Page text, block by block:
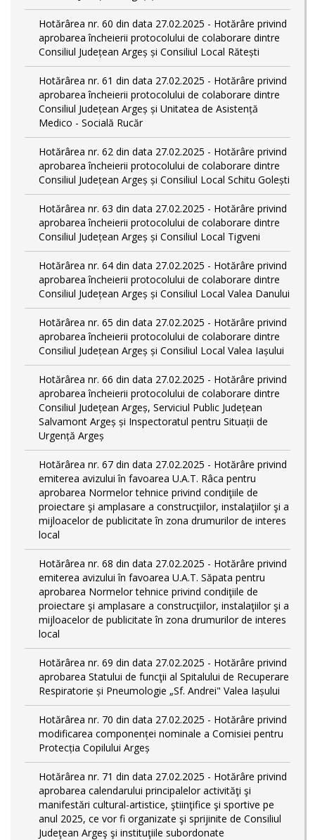
Hotărârea nr. 60 din data 27.02.2025 - Hotărâre privind
aprobarea încheierii protocolului de colaborare dintre
Consiliul Județean Argeș și Consiliul Local Rătești
Hotărârea nr. 61 din data 27.02.2025 - Hotărâre privind
aprobarea încheierii protocolului de colaborare dintre
Consiliul Județean Argeș și Unitatea de Asistență
Medico - Socială Rucăr
Hotărârea nr. 62 din data 27.02.2025 - Hotărâre privind
aprobarea încheierii protocolului de colaborare dintre
Consiliul Județean Argeș și Consiliul Local Schitu Golești
Hotărârea nr. 63 din data 27.02.2025 - Hotărâre privind
aprobarea încheierii protocolului de colaborare dintre
Consiliul Județean Argeș și Consiliul Local Tigveni
Hotărârea nr. 64 din data 27.02.2025 - Hotărâre privind
aprobarea încheierii protocolului de colaborare dintre
Consiliul Județean Argeș și Consiliul Local Valea Danului
Hotărârea nr. 65 din data 27.02.2025 - Hotărâre privind
aprobarea încheierii protocolului de colaborare dintre
Consiliul Județean Argeș și Consiliul Local Valea Iașului
Hotărârea nr. 66 din data 27.02.2025 - Hotărâre privind
aprobarea încheierii protocolului de colaborare dintre
Consiliul Județean Argeș, Serviciul Public Județean
Salvamont Argeș și Inspectoratul pentru Situații de
Urgență Argeș
Hotărârea nr. 67 din data 27.02.2025 - Hotărâre privind
emiterea avizului în favoarea U.A.T. Râca pentru
aprobarea Normelor tehnice privind condiţiile de
proiectare şi amplasare a construcţiilor, instalaţiilor şi a
mijloacelor de publicitate în zona drumurilor de interes
local
Hotărârea nr. 68 din data 27.02.2025 - Hotărâre privind
emiterea avizului în favoarea U.A.T. Săpata pentru
aprobarea Normelor tehnice privind condiţiile de
proiectare şi amplasare a construcţiilor, instalaţiilor şi a
mijloacelor de publicitate în zona drumurilor de interes
local
Hotărârea nr. 69 din data 27.02.2025 - Hotărâre privind
aprobarea Statului de funcţii al Spitalului de Recuperare
Respiratorie și Pneumologie „Sf. Andrei" Valea Iașului
Hotărârea nr. 70 din data 27.02.2025 - Hotărâre privind
modificarea componenței nominale a Comisiei pentru
Protecția Copilului Argeș
Hotărârea nr. 71 din data 27.02.2025 - Hotărâre privind
aprobarea calendarului principalelor activităţi şi
manifestări cultural-artistice, ştiinţifice şi sportive pe
anul 2025, ce vor fi organizate şi sprijinite de Consiliul
Judeţean Argeş şi instituţiile subordonate